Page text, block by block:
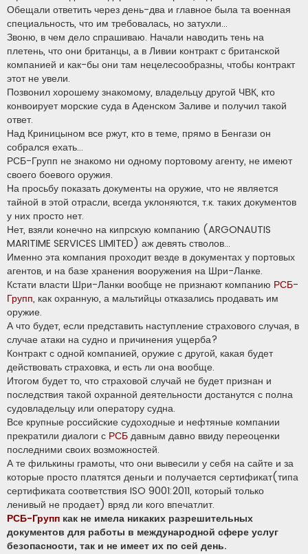
Обещали ответить через день-два и главное была та военная
специальность, что им требовалась, но затухли…
Звоню, в чем дело спрашиваю. Начали наводить тень на
плетень, что они британцы, а в Ливии контракт с британской
компанией и как-бы они там нецелесообразны, чтобы контракт
этот не увели.
Позвонил хорошему знакомому, владельцу другой ЧВК, кто
конвоирует морские суда в Аденском Заливе и получил такой
ответ.
Над Криницыном все ржут, кто в теме, прямо в Бенгази он
собрался ехать…
РСБ-Групп не знакомо ни одному портовому агенту, не имеют
своего боевого оружия.
На просьбу показать документы на оружие, что не является
тайной в этой отрасли, всегда уклоняются, т.к. таких документов
у них просто нет.
Нет, взяли конечно на кипрскую компанию (ARGONAUTIS
MARITIME SERVICES LIMITED) аж девять стволов…
Именно эта компания проходит везде в документах у портовых
агентов, и на базе хранения вооружения на Шри-Ланке.
Кстати власти Шри-Ланки вообще не признают компанию РСБ-
Групп, как охранную, а мальтийцы отказались продавать им
оружие.
А что будет, если представить наступление страхового случая, в
случае атаки на судно и причинения ущерба?
Контракт с одной компанией, оружие с другой, какая будет
действовать страховка, и есть ли она вообще.
Итогом будет то, что страховой случай не будет признан и
последствия такой охранной деятельности достанутся с полна
судовладельцу или оператору судна.
Все крупные российские судоходные и нефтяные компании
прекратили диалоги с РСБ давным давно ввиду переоценки
последними своих возможностей.
А те филькины грамоты, что они вывесили у себя на сайте и за
которые просто платятся деньги и получается сертификат(типа
сертификата соответствия ISO 9001:2011, который только
ленивый не продает) вряд ли кого впечатлит.
РСБ-Групп как не имела никаких разрешительных
документов для работы в международной сфере услуг
безопасности, так и не имеет их по сей день.